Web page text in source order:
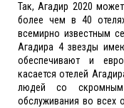
Так, Агадир 2020
более чем в 40
всемирно известным
Агадира 4 звезды
обеспечивают и
касается отелей
людей со
обслуживания во всех